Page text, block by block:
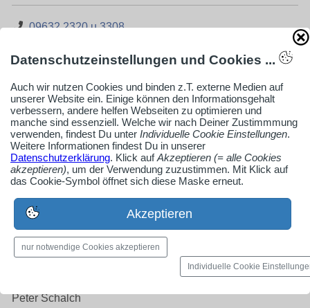
09632 2320 u.3308
www.gutachter-schwarzmeier.de
Firmenprofil ansehen
Spezialfahrzeuge, Bad Tölz-Wolfratshausen
KFZ Gutachter / KFZ Sachverständiger München
Peter Schalch
Datenschutzeinstellungen und Cookies ...
Auch wir nutzen Cookies und binden z.T. externe Medien auf
unserer Website ein. Einige können den Informationsgehalt
verbessern, andere helfen Webseiten zu optimieren und
manche sind essenziell. Welche wir nach Deiner Zustimmmung
verwenden, findest Du unter Individuelle Cookie Einstellungen.
Weitere Informationen findest Du in unserer
Datenschutzerklärung. Klick aufAkzeptieren (= alle Cookies
akzeptieren), um der Verwendung zuzustimmen. Mit Klick auf
das Cookie-Symbol öffnet sich diese Maske erneut.
Akzeptieren
nur notwendige Cookies akzeptieren
Individuelle Cookie